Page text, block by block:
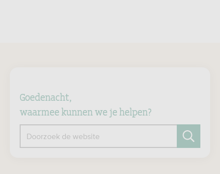
Goedenacht,
waarmee kunnen we je helpen?
Doorzoek de website